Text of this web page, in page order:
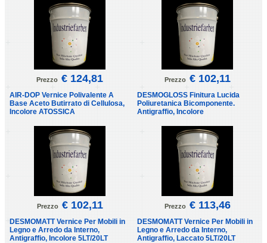
Prezzo € 124,81
AIR-DOP Vernice Polivalente A
Base Aceto Butirrato di Cellulosa,
Incolore ATOSSICA
Prezzo € 102,11
DESMOGLOSS Finitura Lucida
Poliuretanica Bicomponente.
Antigraffio, Incolore
Prezzo € 102,11
DESMOMATT Vernice Per Mobili in
Legno e Arredo da Interno,
Antigraffio, Incolore 5LT/20LT
Prezzo € 113,46
DESMOMATT Vernice Per Mobili in
Legno e Arredo da Interno,
Antigraffio, Laccato 5LT/20LT